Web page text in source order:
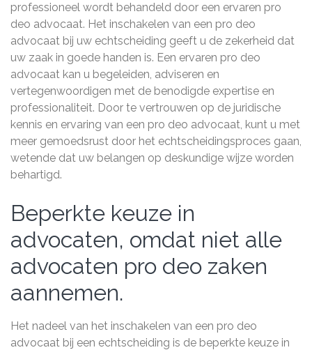
professioneel wordt behandeld door een ervaren pro
deo advocaat. Het inschakelen van een pro deo
advocaat bij uw echtscheiding geeft u de zekerheid dat
uw zaak in goede handen is. Een ervaren pro deo
advocaat kan u begeleiden, adviseren en
vertegenwoordigen met de benodigde expertise en
professionaliteit. Door te vertrouwen op de juridische
kennis en ervaring van een pro deo advocaat, kunt u met
meer gemoedsrust door het echtscheidingsproces gaan,
wetende dat uw belangen op deskundige wijze worden
behartigd.
Beperkte keuze in
advocaten, omdat niet alle
advocaten pro deo zaken
aannemen.
Het nadeel van het inschakelen van een pro deo
advocaat bij een echtscheiding is de beperkte keuze in